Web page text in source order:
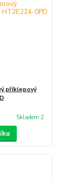
příklepový
Skladem 2